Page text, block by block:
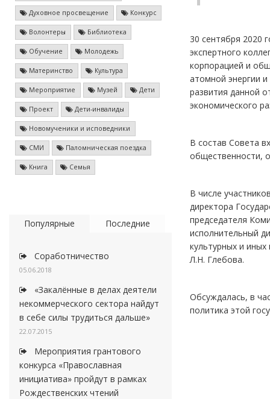
Духовное просвещение Конкурс
Волонтеры Библиотека
Обучение Молодежь
Материнство Культура
Мероприятие Музей Дети
Проект Дети-инвалиды
Новомученики и исповедники
СМИ Паломническая поездка
Книга Семья
Популярные Последние
Соработничество
05.06.2018
«Закалённые в делах деятели
некоммерческого сектора найдут
в себе силы трудиться дальше»
22.07.2015
Мероприятия грантового
конкурса «Православная
инициатива» пройдут в рамках
Рождественских чтений
30 сентября 2020
экспертного
корпорацией и
атомной энергии
развития данной
экономического
В состав Совета
общественности,
В числе
директора
председателя
исполнительный
культурных и
Л.Н. Глебова.
Обсуждалась, в
политика этой